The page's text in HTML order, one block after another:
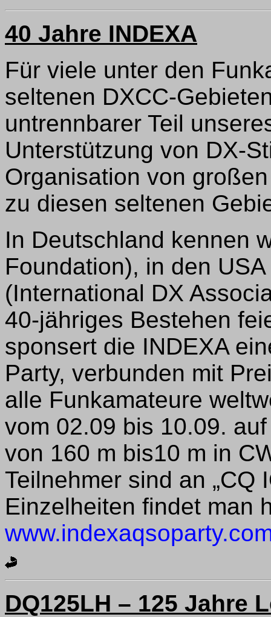
40 Jahre INDEXA
Für viele unter den
seltenen DXCC-
untrennbarer Teil
Unterstützung von DX-
Organisation von
zu diesen seltenen
In Deutschland kennen
Foundation), in den
(International DX
40-jähriges Bestehen
sponsert die INDEXA
Party, verbunden mit
alle Funkamateure
vom 02.09 bis 10.09.
von 160 m bis10 m in
Teilnehmer sind an „CQ
Einzelheiten findet man
DQ125LH – 125 Jahre